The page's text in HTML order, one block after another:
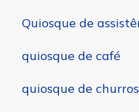
Quiosque de
quiosque de café
quiosque de churros